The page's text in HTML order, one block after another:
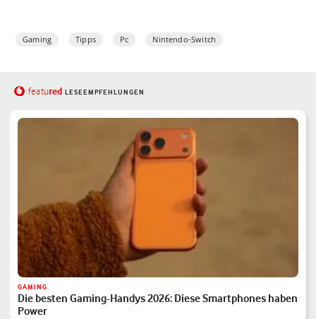
Gaming Tipps Pc Nintendo-Switch
featured LESEEMPFEHLUNGEN
GAMING
Die besten Gaming-Handys 2026: Diese Smartphones haben
Power